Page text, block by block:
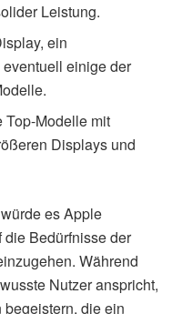
Leistung.
ein
einige der
Top-Modelle mit
Displays und
es Apple
Bedürfnisse der
Während
Nutzer anspricht,
begeistern, die ein